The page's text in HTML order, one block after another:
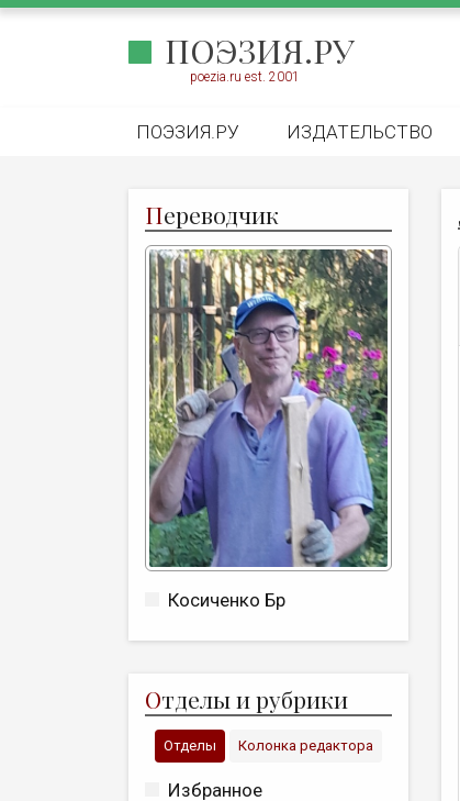
ПОЭЗИЯ.РУ
poezia.ru est. 2001
ПОЭЗИЯ.РУ ИЗДАТЕЛЬСТВО
Переводчик
Косиченко Бр
Отделы и рубрики
Отделы Колонка редактора
Избранное